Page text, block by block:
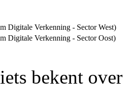
Digitale Verkenning - Sector West)
Digitale Verkenning - Sector Oost)
bekent